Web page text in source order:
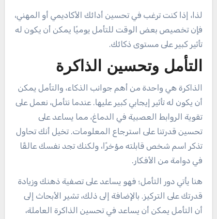
لذا، إذا كنت ترغب في تحسين أدائك الأكاديمي أو المهني،
فإن تخصيص بعض الوقت للتأمل يوميًا يمكن أن يكون له
تأثير كبير على مستوى ذكائك.
التأمل وتحسين الذاكرة
الذاكرة هي واحدة من أهم جوانب الذكاء، والتأمل يمكن
أن يكون له تأثير إيجابي كبير عليها. عندما نتأمل، نعمل على
تقوية الروابط العصبية في الدماغ، مما يساعد على
تحسين قدرتنا على استرجاع المعلومات. تخيل أنك تحاول
تذكر اسم شخص قابلته مؤخرًا، ولكنك تجد نفسك عالقًا
في دوامة من الأفكار.
هنا يأتي دور التأمل؛ فهو يساعد على تصفية ذهنك وزيادة
قدرتك على التركيز. بالإضافة إلى ذلك، تشير الأبحاث إلى
أن التأمل يمكن أن يساعد في تحسين الذاكرة العاملة،